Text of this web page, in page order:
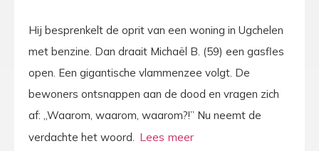
Hij besprenkelt de oprit van een woning in Ugchelen
met benzine. Dan draait Michaël B. (59) een gasfles
open. Een gigantische vlammenzee volgt. De
bewoners ontsnappen aan de dood en vragen zich
af: „Waarom, waarom, waarom?!” Nu neemt de
verdachte het woord.